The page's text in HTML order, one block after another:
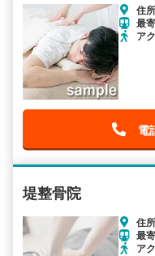
住
最
ア
電
堤整骨院
住
最
ア